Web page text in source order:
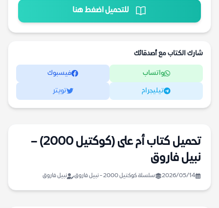
للتحميل اضغط هنا
شارك الكتاب مع أصدقائك
واتساب فيسبوك
تيليجرام تويتر
تحميل كتاب أم على (كوكتيل 2000) –
نبيل فاروق
2026/05/14 سلسلة كوكتيل 2000 - نبيل فاروق نبيل فاروق